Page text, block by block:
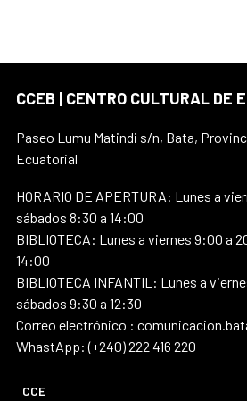
CCEB | CENTRO CULTURAL DE
Paseo Lumu Matindi s/n, Bata,
Ecuatorial
HORARIO DE APERTURA: Lunes a
sábados 8:30 a 14:00
BIBLIOTECA: Lunes a viernes 9:00 a
14:00
BIBLIOTECA INFANTIL: Lunes a
sábados 9:30 a 12:30
Correo electrónico :
WhastApp: (+240) 222 416 220
CCE